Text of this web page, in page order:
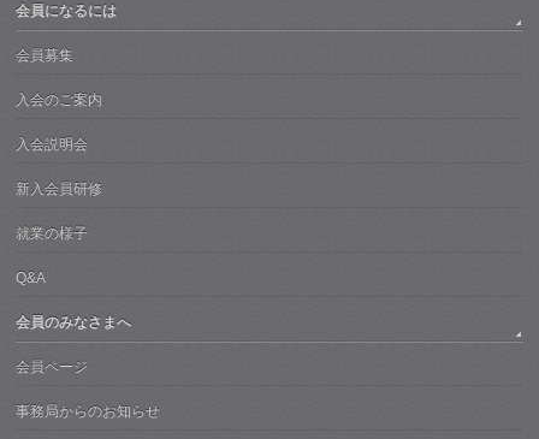
会員になるには
会員募集
入会のご案内
入会説明会
新入会員研修
就業の様子
Q&A
会員のみなさまへ
会員ページ
事務局からのお知らせ